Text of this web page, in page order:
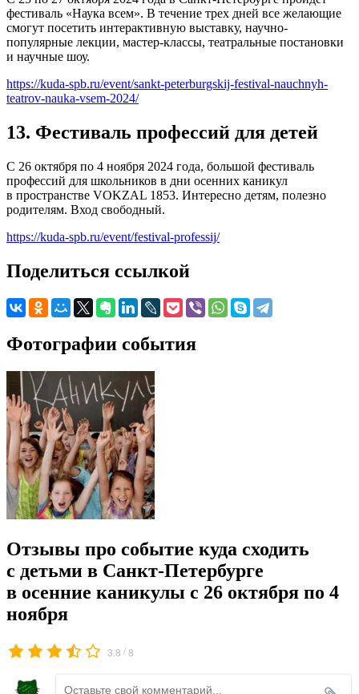
фестиваль «Наука всем». В течение трех дней все желающие
смогут посетить интерактивную выставку, научно-
популярные лекции, мастер-классы, театральные постановки
и научные шоу.
https://kuda-spb.ru/event/sankt-peterburgskij-festival-nauchnyh-
teatrov-nauka-vsem-2024/
13. Фестиваль профессий для детей
С 26 октября по 4 ноября 2024 года, большой фестиваль
профессий для школьников в дни осенних каникул
в пространстве VOKZAL 1853. Интересно детям, полезно
родителям. Вход свободный.
https://kuda-spb.ru/event/festival-professij/
Поделиться ссылкой
Фотографии события
Отзывы про событие куда сходить
с детьми в Санкт-Петербурге
в осенние каникулы с 26 октября по 4
ноября
3.8 /8